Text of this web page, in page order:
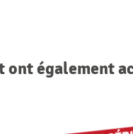
également